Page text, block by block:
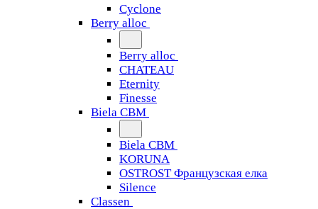
Сyclone
Berry alloc
Berry alloc
CHATEAU
Eternity
Finesse
Biela CBM
Biela CBM
KORUNA
OSTROST Французская елка
Silence
Classen